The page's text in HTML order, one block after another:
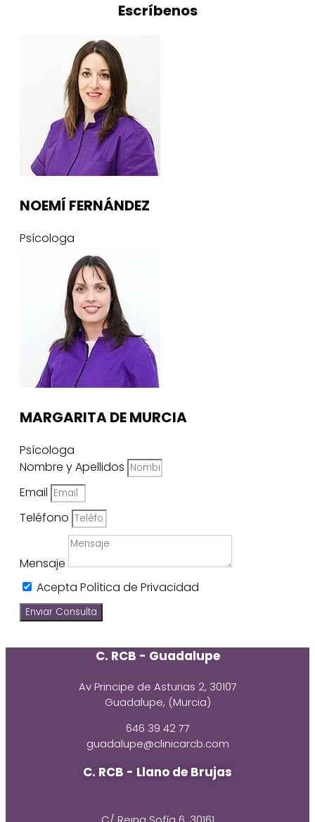
Escríbenos
NOEMÍ FERNÁNDEZ
Psícologa
MARGARITA DE MURCIA
Psícologa
Nombre y Apellidos
Email
Teléfono
Mensaje
Acepta Política de Privacidad
Enviar Consulta
C. RCB - Guadalupe
Av Principe de Asturias 2, 30107
Guadalupe, (Murcia)
646 39 42 77
guadalupe@clinicarcb.com
C. RCB - Llano de Brujas